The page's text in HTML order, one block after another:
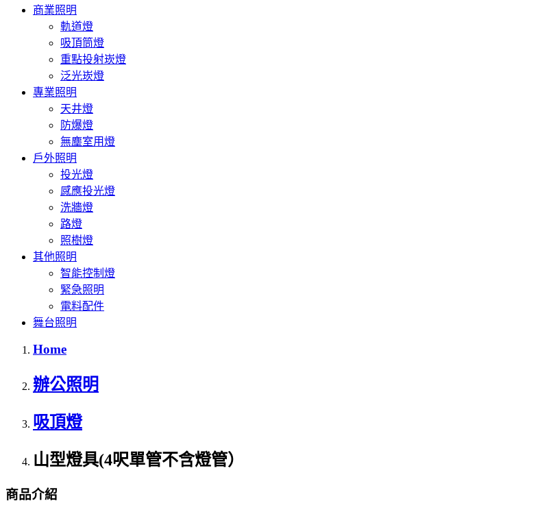
商業照明
軌道燈
吸頂筒燈
重點投射崁燈
泛光崁燈
專業照明
天井燈
防爆燈
無塵室用燈
戶外照明
投光燈
感應投光燈
洗牆燈
路燈
照樹燈
其他照明
智能控制燈
緊急照明
電料配件
舞台照明
Home
辦公照明
吸頂燈
山型燈具(4呎單管不含燈管）
商品介紹